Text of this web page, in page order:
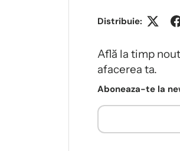
Distribuie:
Află la timp
afacerea ta.
Aboneaza-te la